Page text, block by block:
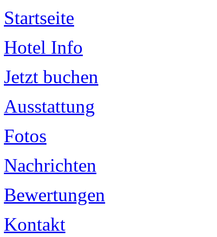
Startseite
Hotel Info
Jetzt buchen
Ausstattung
Fotos
Nachrichten
Bewertungen
Kontakt